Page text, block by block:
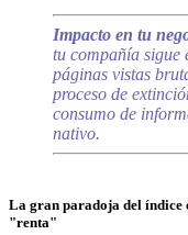
Impacto en tu
tu compañía sigue
páginas vistas
proceso de
consumo de
nativo.
La gran paradoja del índice
"renta"